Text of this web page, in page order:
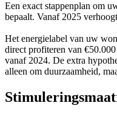
Een exact stappenplan om
bepaalt. Vanaf 2025
Het energielabel van uw
direct profiteren van
vanaf 2024. De extra
alleen om duurzaamheid,